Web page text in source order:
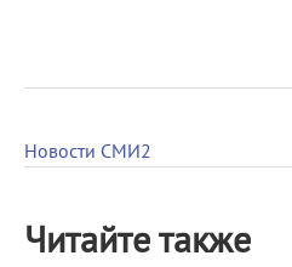
Новости СМИ2
Читайте также